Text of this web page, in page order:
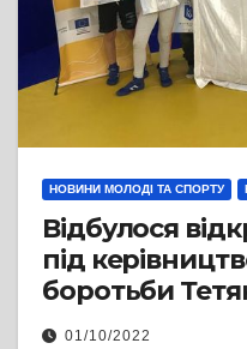
НОВИНИ МОЛОДІ ТА СПОРТУ
Відбулося
під
01/10/2022